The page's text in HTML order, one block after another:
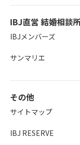
IBJ直営 結婚相談
IBJメンバーズ
サンマリエ
その他
サイトマップ
IBJ RESERVE